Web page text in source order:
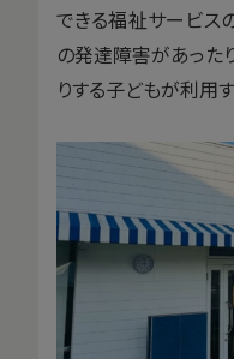
できる福祉サービス
の発達障害があった
りする子どもが利用